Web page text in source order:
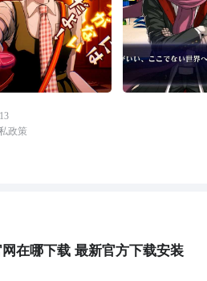
政策
在哪下载 最新官方下载安装